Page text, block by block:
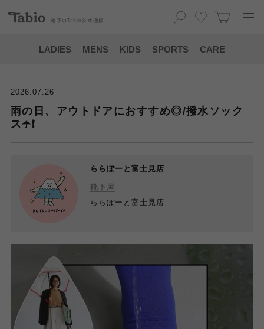
靴下の Tabio 公式通販
LADIES MENS KIDS SPORTS CARE
2026.07.26
雨の日、アウトドアにおすすめ◎/撥水ソック
ス☂️❗️
ららぽーと富士見店
靴下屋
ららぽーと富士見店